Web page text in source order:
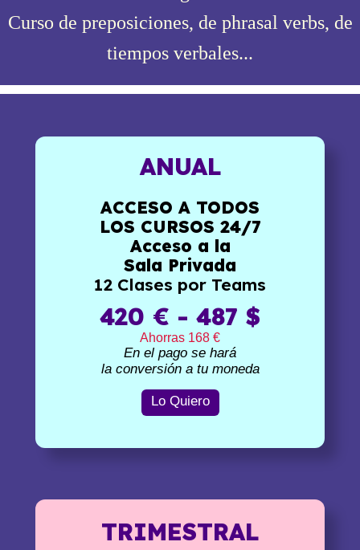
Curso de preposiciones, de phrasal verbs, de
tiempos verbales...
ANUAL
ACCESO A TODOS
LOS CURSOS 24/7
Acceso a la
Sala Privada
12 Clases por Teams
420 € - 487 $
Ahorras 168 €
En el pago se hará
la conversión a tu moneda
Lo Quiero
TRIMESTRAL